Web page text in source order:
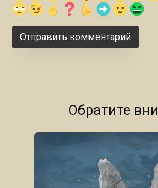
Обратите